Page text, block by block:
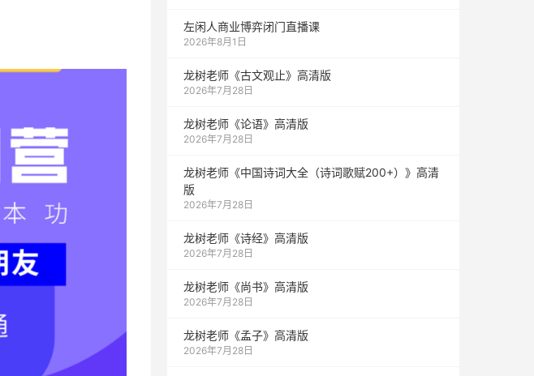
左闲人商业博弈闭门直播课
2026年8月1日
龙树老师《古文观止》高清版
2026年7月28日
龙树老师《论语》高清版
2026年7月28日
龙树老师《中国诗词大全（诗词歌赋200+）》高清
版
2026年7月28日
龙树老师《诗经》高清版
2026年7月28日
龙树老师《尚书》高清版
2026年7月28日
龙树老师《孟子》高清版
2026年7月28日